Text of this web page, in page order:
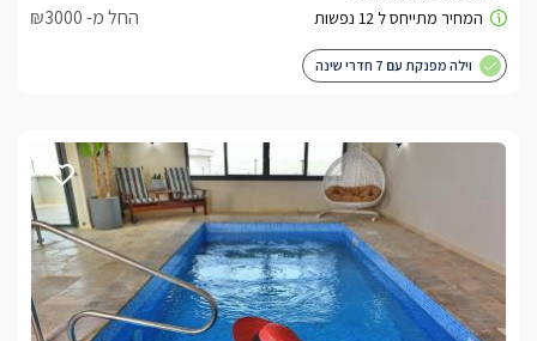
החל מ- ₪3000
וילה מפנקת עם 7 חדרי שינה